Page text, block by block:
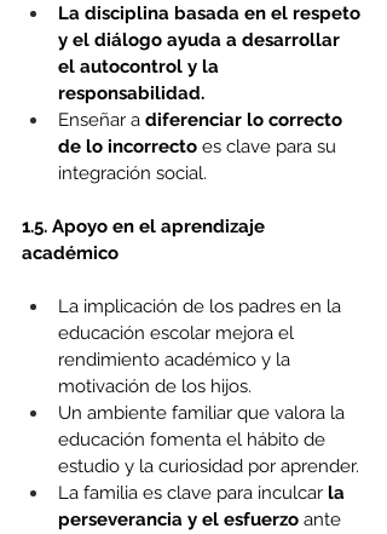
La disciplina basada en el respeto
y el diálogo ayuda a desarrollar
el autocontrol y la
responsabilidad.
Enseñar a diferenciar lo correcto
de lo incorrecto es clave para su
integración social.
1.5. Apoyo en el aprendizaje
académico
La implicación de los padres en la
educación escolar mejora el
rendimiento académico y la
motivación de los hijos.
Un ambiente familiar que valora la
educación fomenta el hábito de
estudio y la curiosidad por aprender.
La familia es clave para inculcar la
perseverancia y el esfuerzo ante